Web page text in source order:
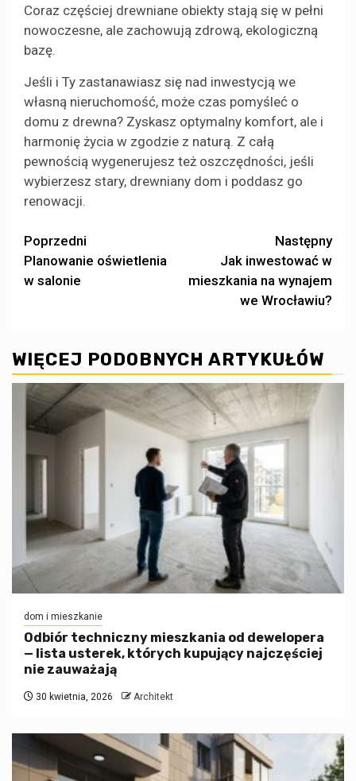
Coraz częściej drewniane obiekty stają się w pełni
nowoczesne, ale zachowują zdrową, ekologiczną
bazę.
Jeśli i Ty zastanawiasz się nad inwestycją we
własną nieruchomość, może czas pomyśleć o
domu z drewna? Zyskasz optymalny komfort, ale i
harmonię życia w zgodzie z naturą. Z całą
pewnością wygenerujesz też oszczędności, jeśli
wybierzesz stary, drewniany dom i poddasz go
renowacji.
Zobacz
wpisy
Poprzedni
Planowanie oświetlenia
w salonie
Następny
Jak inwestować w
mieszkania na wynajem
we Wrocławiu?
WIĘCEJ PODOBNYCH ARTYKUŁÓW
dom i mieszkanie
Odbiór techniczny mieszkania od dewelopera
— lista usterek, których kupujący najczęściej
nie zauważają
30 kwietnia, 2026 Architekt